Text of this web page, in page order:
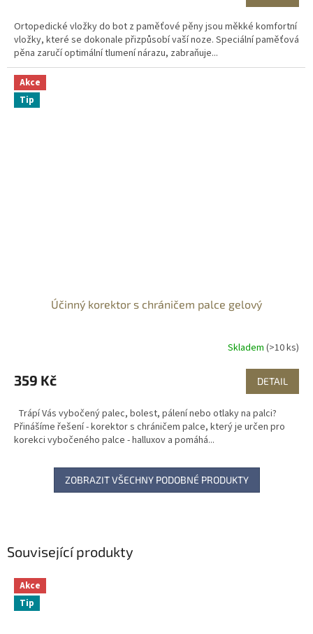
Související produkty
Akce
Tip
Ortopedické vložky do bot z paměťové pěny jsou měkké komfortní
vložky, které se dokonale přizpůsobí vaší noze. Speciální paměťová
pěna zaručí optimální tlumení nárazu, zabraňuje...
Akce
Tip
Účinný korektor s chráničem palce gelový
Skladem (>10 ks)
359 Kč DETAIL
Trápí Vás vybočený palec, bolest, pálení nebo otlaky na palci?
Přinášíme řešení - korektor s chráničem palce, který je určen pro
korekci vybočeného palce - halluxov a pomáhá...
ZOBRAZIT VŠECHNY PODOBNÉ PRODUKTY